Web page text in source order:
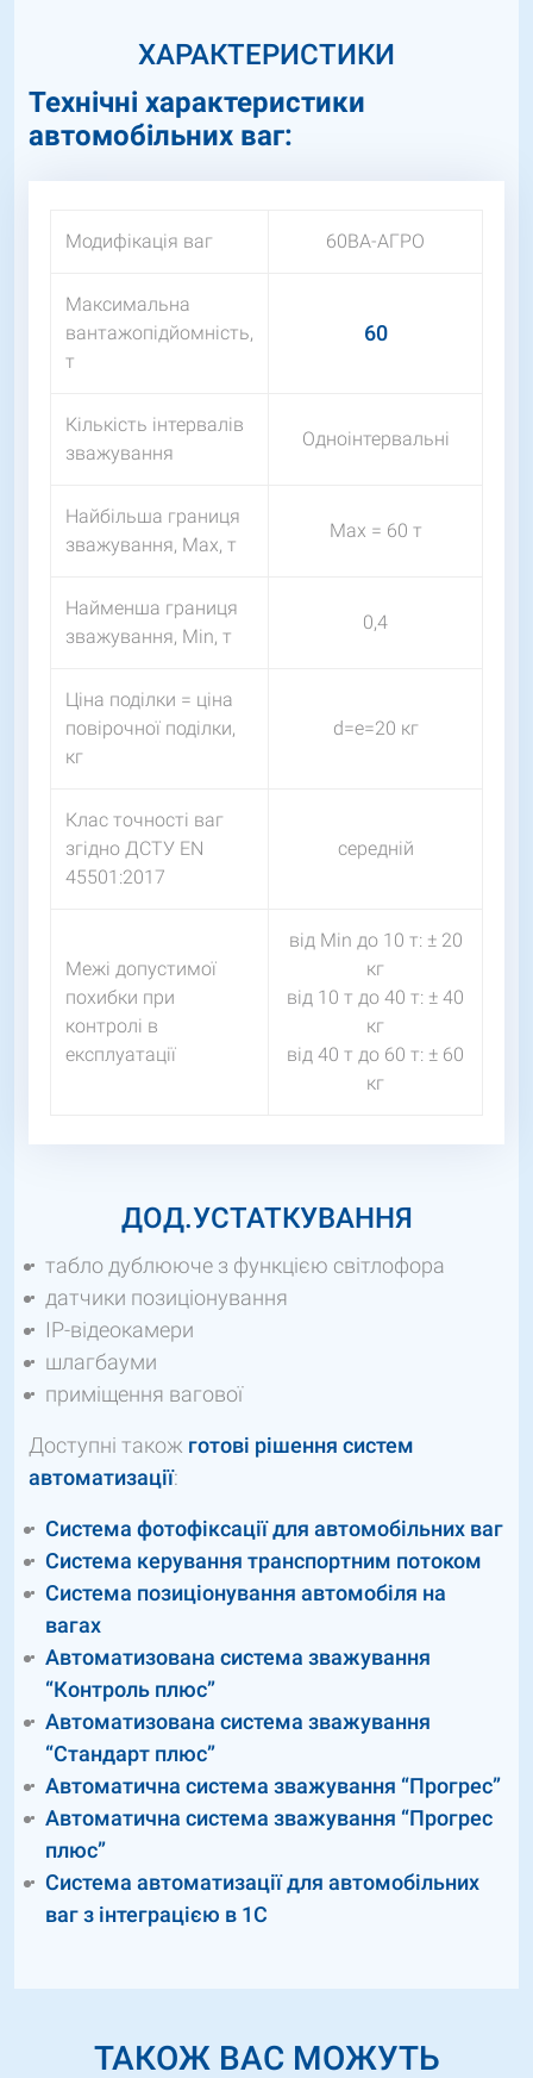
ХАРАКТЕРИСТИКИ
Технічні характеристики
автомобільних ваг:
Модифікація ваг 60ВА-АГРО
Максимальна
вантажопідйомність,
т
60
Кількість інтервалів
зважування
Одноінтервальні
Найбільша границя
зважування, Мах, т
Мах = 60 т
Найменша границя
зважування, Мin, т
0,4
Ціна поділки = ціна
повірочної поділки,
кг
d=e=20 кг
Клас точності ваг
згідно ДСТУ EN
45501:2017
середній
Межі допустимої
похибки при
контролі в
експлуатації
від Мin до 10 т: ± 20
кг
від 10 т до 40 т: ± 40
кг
від 40 т до 60 т: ± 60
кг
ДОД.УСТАТКУВАННЯ
табло дублююче з функцією світлофора
датчики позиціонування
IP-відеокамери
шлагбауми
приміщення вагової
Доступні також готові рішення систем
автоматизації:
Система фотофіксації для автомобільних ваг
Система керування транспортним потоком
Система позиціонування автомобіля на
вагах
Автоматизована система зважування
“Контроль плюс”
Автоматизована система зважування
“Стандарт плюс”
Автоматична система зважування “Прогрес”
Автоматична система зважування “Прогрес
плюс”
Система автоматизації для автомобільних
ваг з інтеграцією в 1С
ТАКОЖ ВАС МОЖУТЬ